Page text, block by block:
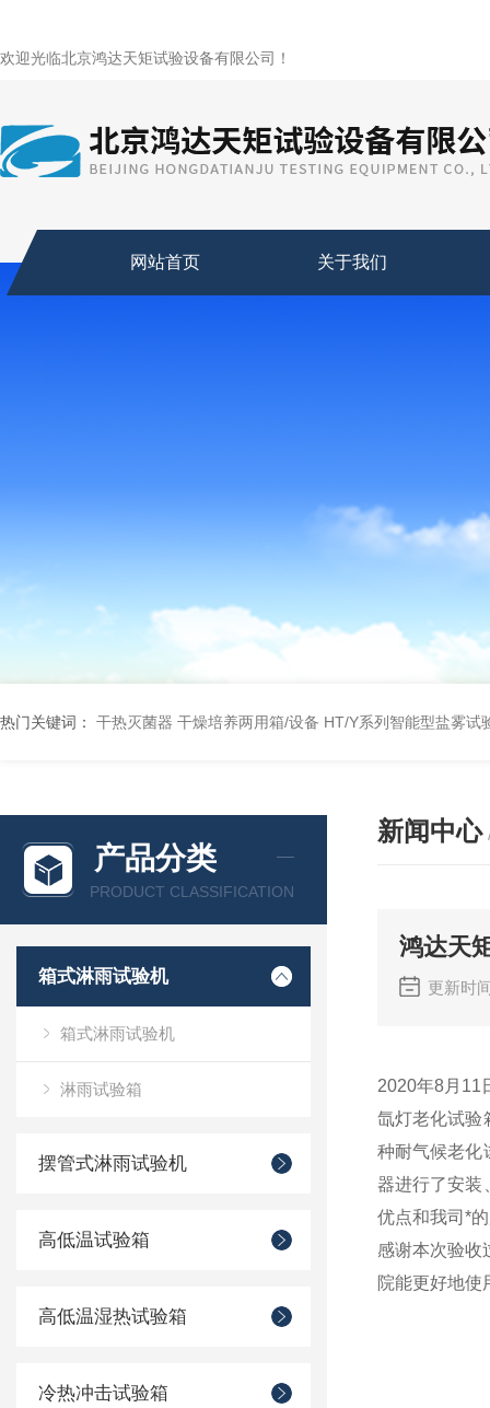
欢迎光临北京鸿达天矩试验设备有限公司！
网站首页 关于我们
热门关键词： 干热灭菌器 干燥培养两用箱/设备 HT/Y系列智能型盐雾试
产品分类
PRODUCT CLASSIFICATION
箱式淋雨试验机
箱式淋雨试验机
淋雨试验箱
摆管式淋雨试验机
高低温试验箱
高低温湿热试验箱
冷热冲击试验箱
新闻中心
鸿达天
更新时
2020年8月11
氙灯老化试验
种耐气候老化
器进行了安装
优点和我司*
感谢本次验收
院能更好地使